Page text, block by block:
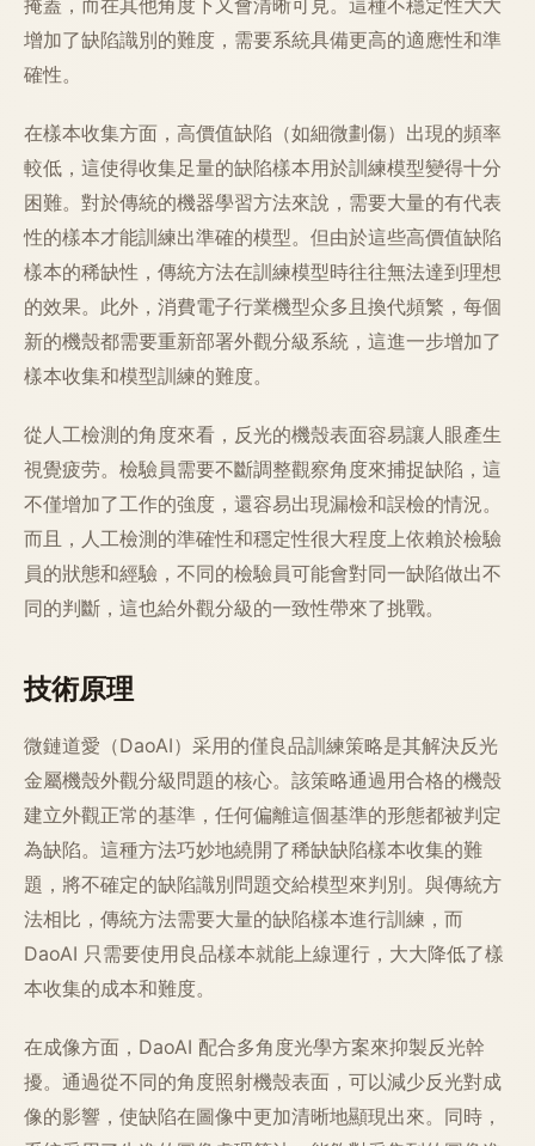
增加了缺陷識別的難度，需要系統具備更高的適應性和準
確性。
在樣本收集方面，高價值缺陷（如細微劃傷）出現的頻率
較低，這使得收集足量的缺陷樣本用於訓練模型變得十分
困難。對於傳統的機器學習方法來說，需要大量的有代表
性的樣本才能訓練出準確的模型。但由於這些高價值缺陷
樣本的稀缺性，傳統方法在訓練模型時往往無法達到理想
的效果。此外，消費電子行業機型众多且換代頻繁，每個
新的機殼都需要重新部署外觀分級系統，這進一步增加了
樣本收集和模型訓練的難度。
從人工檢測的角度來看，反光的機殼表面容易讓人眼產生
視覺疲劳。檢驗員需要不斷調整觀察角度來捕捉缺陷，這
不僅增加了工作的強度，還容易出現漏檢和誤檢的情況。
而且，人工檢測的準確性和穩定性很大程度上依賴於檢驗
員的狀態和經驗，不同的檢驗員可能會對同一缺陷做出不
同的判斷，這也給外觀分級的一致性帶來了挑戰。
技術原理
微鏈道愛（DaoAI）采用的僅良品訓練策略是其解決反光
金屬機殼外觀分級問題的核心。該策略通過用合格的機殼
建立外觀正常的基準，任何偏離這個基準的形態都被判定
為缺陷。這種方法巧妙地繞開了稀缺缺陷樣本收集的難
題，將不確定的缺陷識別問題交給模型來判別。與傳統方
法相比，傳統方法需要大量的缺陷樣本進行訓練，而
DaoAI 只需要使用良品樣本就能上線運行，大大降低了樣
本收集的成本和難度。
在成像方面，DaoAI 配合多角度光學方案來抑製反光幹
擾。通過從不同的角度照射機殼表面，可以減少反光對成
像的影響，使缺陷在圖像中更加清晰地顯現出來。同時，